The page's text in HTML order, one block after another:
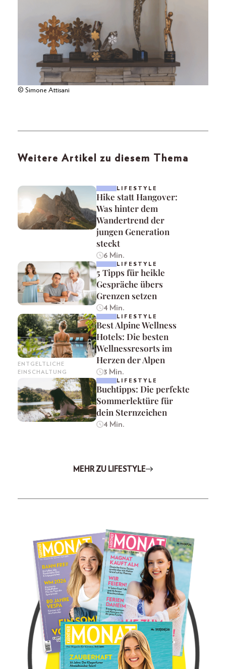
© Simone Attisani
Weitere Artikel zu diesem Thema
LIFESTYLE
Hike statt Hangover:
Was hinter dem
Wandertrend der
jungen Generation
steckt
6 Min.
LIFESTYLE
5 Tipps für heikle
Gespräche übers
Grenzen setzen
4 Min.
ENTGELTLICHE
EINSCHALTUNG
LIFESTYLE
Best Alpine Wellness
Hotels: Die besten
Wellnessresorts im
Herzen der Alpen
3 Min.
LIFESTYLE
Buchtipps: Die perfekte
Sommerlektüre für
dein Sternzeichen
4 Min.
MEHR ZU LIFESTYLE